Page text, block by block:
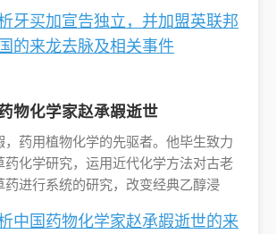
牙买加宣告独立，并加盟英联邦
的来龙去脉及相关事件
物化学家赵承嘏逝世
，药用植物化学的先驱者。他毕生致力
药化学研究，运用近代化学方法对古老
药进行系统的研究，改变经典乙醇浸
中国药物化学家赵承嘏逝世的来